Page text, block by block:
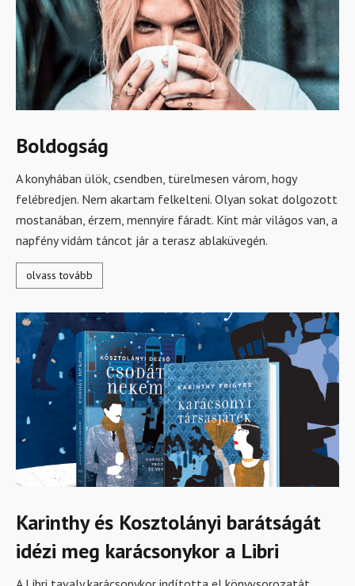
Boldogság
A konyhában ülök, csendben, türelmesen várom, hogy
felébredjen. Nem akartam felkelteni. Olyan sokat dolgozott
mostanában, érzem, mennyire fáradt. Kint már világos van, a
napfény vidám táncot jár a terasz ablaküvegén.
olvass tovább
Karinthy és Kosztolányi barátságát
idézi meg karácsonykor a Libri